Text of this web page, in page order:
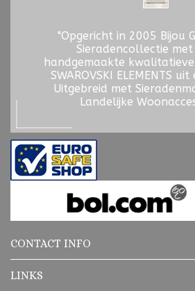
"Opgericht in 2005 Bijou
Sieradencollectie
handgemaakte
SWAROVSKI ELEMENTS
Uitgebreid met
Landelijke
CONTACT INFO
LINKS